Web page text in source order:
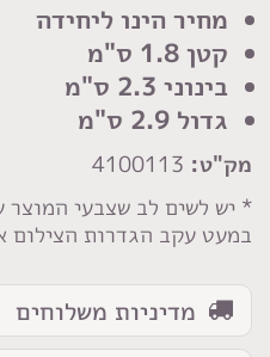
מחיר הינו ליחידה
קטן 1.8 ס"מ
בינוני 2.3 ס"מ
גדול 2.9 ס"מ
מק"ט:
* יש לשים לב שצבעי המוצר
במעט עקב הגדרות הצילום
אבן
שחור
אפור
מדיניות משלוחים